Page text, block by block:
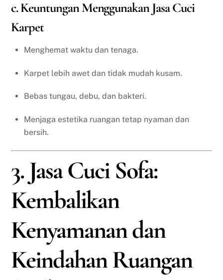
c. Keuntungan Menggunakan Jasa Cuci
Karpet
Menghemat waktu dan tenaga.
Karpet lebih awet dan tidak mudah kusam.
Bebas tungau, debu, dan bakteri.
Menjaga estetika ruangan tetap nyaman dan
bersih.
3. Jasa Cuci Sofa:
Kembalikan
Kenyamanan dan
Keindahan Ruangan